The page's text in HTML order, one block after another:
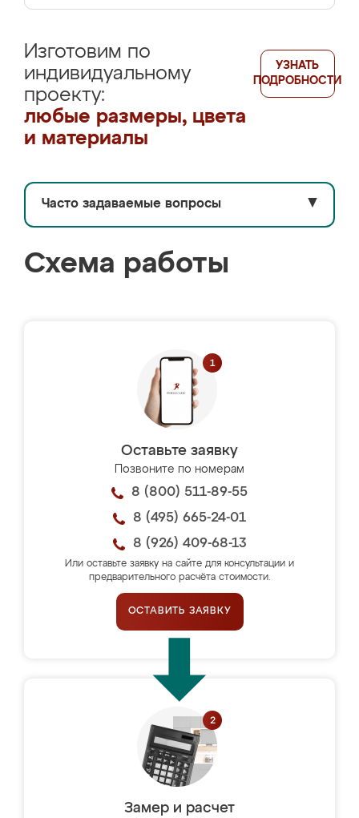
Изготовим по
индивидуальному
проекту:
любые размеры, цвета
и материалы
УЗНАТЬ
ПОДРОБНОСТИ
Часто задаваемые вопросы ▼
Схема работы
Оставьте заявку
Позвоните по номерам
8 (800) 511-89-55
8 (495) 665-24-01
8 (926) 409-68-13
Или оставьте заявку на сайте для консультации и
предварительного расчёта стоимости.
ОСТАВИТЬ ЗАЯВКУ
Замер и расчет